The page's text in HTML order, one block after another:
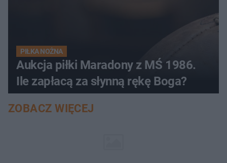
PIŁKA NOŻNA
Aukcja piłki Maradony z MŚ 1986.
Ile zapłacą za słynną rękę Boga?
ZOBACZ WIĘCEJ